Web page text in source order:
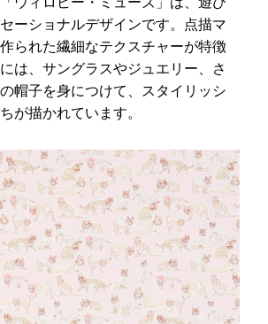
ーショナルデザインです。点描マ
られた繊細なテクスチャーが特徴
は、サングラスやジュエリー、さ
帽子を身につけて、スタイリッシ
が描かれています。